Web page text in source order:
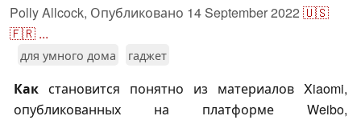
Polly Allcock, Опубликовано 14 September 2022 🇺🇸
🇫🇷 ...
для умного дома гаджет
Как становится понятно из материалов Xiaomi,
опубликованных на платформе Weibo,